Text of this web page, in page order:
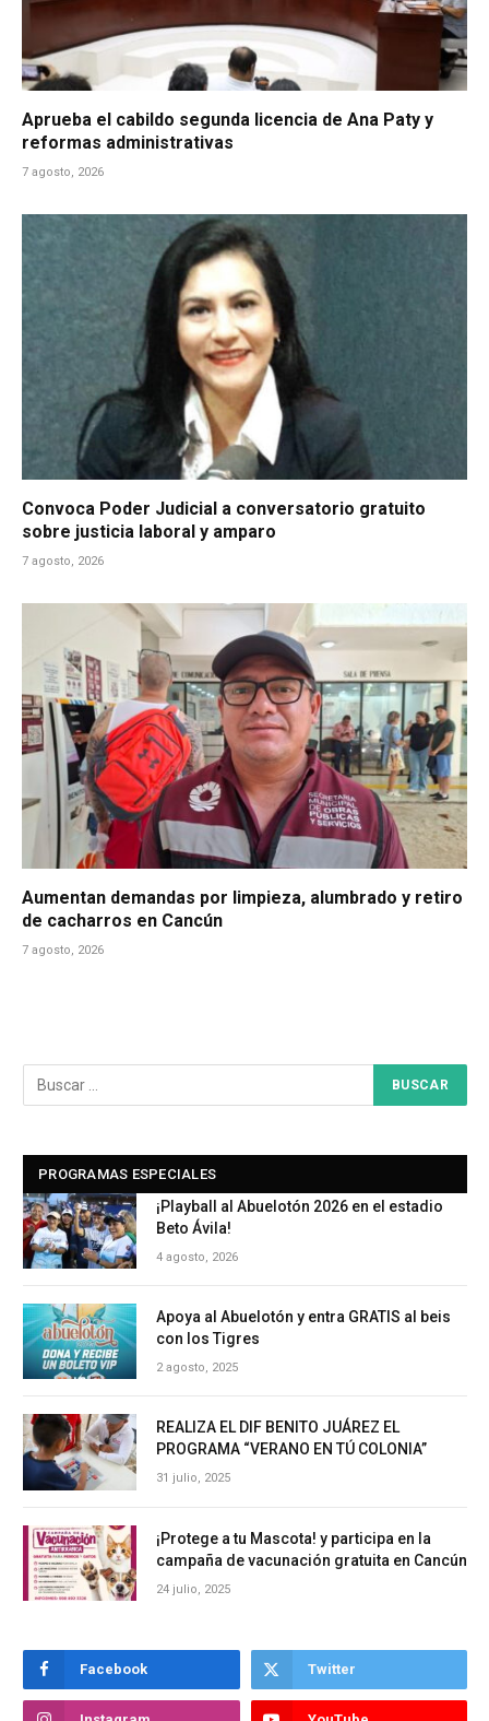
Aprueba el cabildo segunda licencia de Ana Paty y
reformas administrativas
7 agosto, 2026
Convoca Poder Judicial a conversatorio gratuito
sobre justicia laboral y amparo
7 agosto, 2026
Aumentan demandas por limpieza, alumbrado y retiro
de cacharros en Cancún
7 agosto, 2026
PROGRAMAS ESPECIALES
¡Playball al Abuelotón 2026 en el estadio
Beto Ávila!
4 agosto, 2026
Apoya al Abuelotón y entra GRATIS al beis
con los Tigres
2 agosto, 2025
REALIZA EL DIF BENITO JUÁREZ EL
PROGRAMA “VERANO EN TÚ COLONIA”
31 julio, 2025
¡Protege a tu Mascota! y participa en la
campaña de vacunación gratuita en Cancún
24 julio, 2025
Facebook Twitter